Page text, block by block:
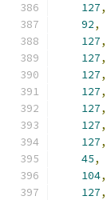
127,
92,
127,
127,
127,
127,
127,
127,
127,
45,
104,
127,